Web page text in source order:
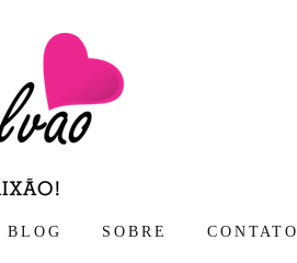
BLOG SOBRE CONTATO